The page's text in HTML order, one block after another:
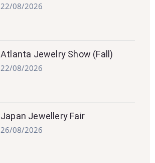
22/08/2026
Atlanta Jewelry Show (Fall)
22/08/2026
Japan Jewellery Fair
26/08/2026